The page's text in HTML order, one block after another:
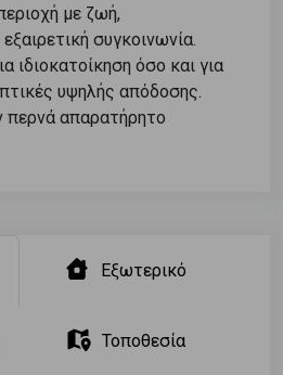
με ζωή,
συγκοινωνία.
ιδιοκατοίκηση όσο και για
υψηλής απόδοσης.
περνά απαρατήρητο
Εξωτερικό
Τοποθεσία